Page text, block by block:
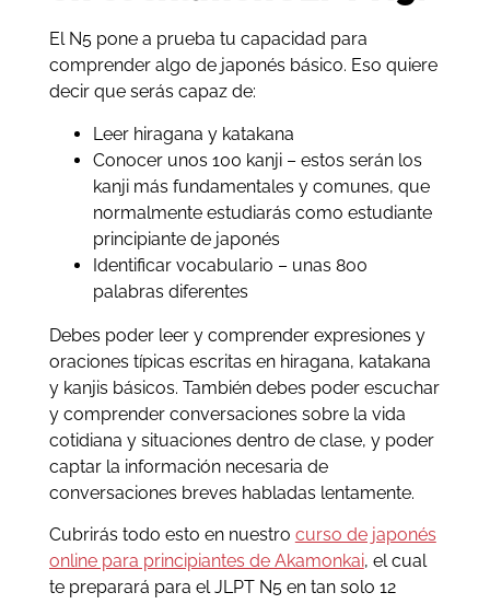
El N5 pone a prueba tu capacidad para
comprender algo de japonés básico. Eso quiere
decir que serás capaz de:
Leer hiragana y katakana
Conocer unos 100 kanji – estos serán los
kanji más fundamentales y comunes, que
normalmente estudiarás como estudiante
principiante de japonés
Identificar vocabulario – unas 800
palabras diferentes
Debes poder leer y comprender expresiones y
oraciones típicas escritas en hiragana, katakana
y kanjis básicos. También debes poder escuchar
y comprender conversaciones sobre la vida
cotidiana y situaciones dentro de clase, y poder
captar la información necesaria de
conversaciones breves habladas lentamente.
Cubrirás todo esto en nuestro curso de japonés
online para principiantes de Akamonkai, el cual
te preparará para el JLPT N5 en tan solo 12